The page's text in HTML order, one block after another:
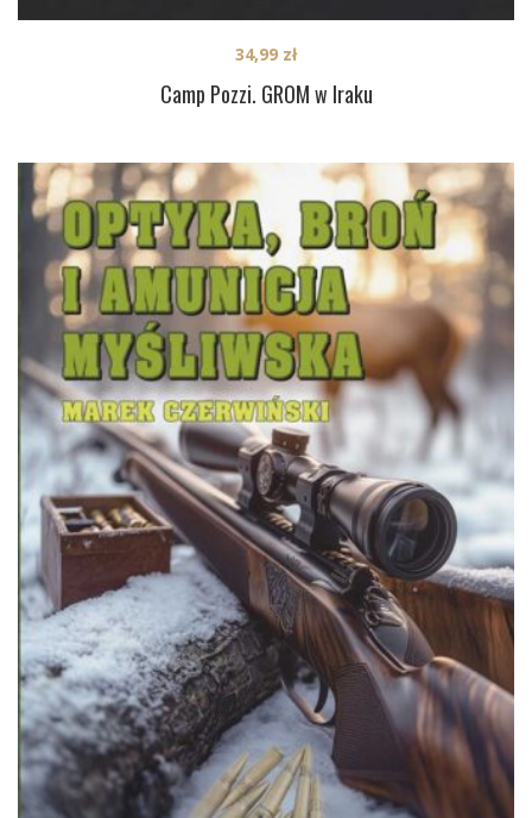
Camp Pozzi. GROM w Iraku
34,99 zł